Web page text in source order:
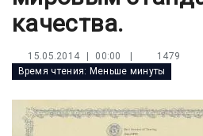
качества.
15.05.2014 | 00:00
1479
Время чтения: Меньше минуты